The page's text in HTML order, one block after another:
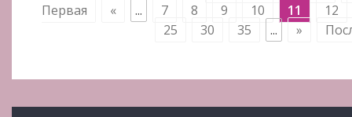
Первая
« ... 7 8 9 10 11
12
25
30 35 ... »